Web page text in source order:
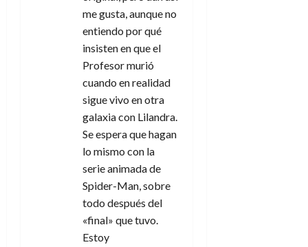
me gusta, aunque no
entiendo por qué
insisten en que el
Profesor murió
cuando en realidad
sigue vivo en otra
galaxia con Lilandra.
Se espera que hagan
lo mismo con la
serie animada de
Spider-Man, sobre
todo después del
«final» que tuvo.
Estoy